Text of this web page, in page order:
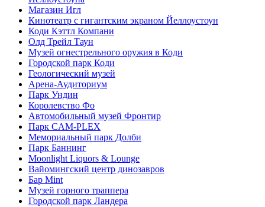
Магазин Игл
Кинотеатр с гигантским экраном Йеллоустоун
Коди Кэттл Компани
Олд Трейл Таун
Музей огнестрельного оружия в Коди
Городской парк Коди
Геологический музей
Арена-Аудиториум
Парк Ундин
Королевство Фо
Автомобильный музей Фронтир
Парк CAM-PLEX
Мемориальный парк Долби
Парк Баннинг
Moonlight Liquors & Lounge
Вайомингский центр динозавров
Бар Mint
Музей горного траппера
Городской парк Ландера